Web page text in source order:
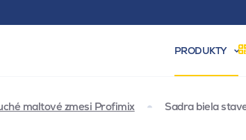
PRODUKTY
maltové zmesi Profimix Sadra biela